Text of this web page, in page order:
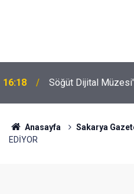
16:18 Söğüt Dijital
Anasayfa Sakarya
EDİYOR